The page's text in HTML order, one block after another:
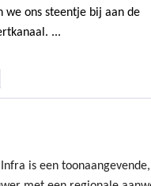
we ons steentje bij aan de
...
is een